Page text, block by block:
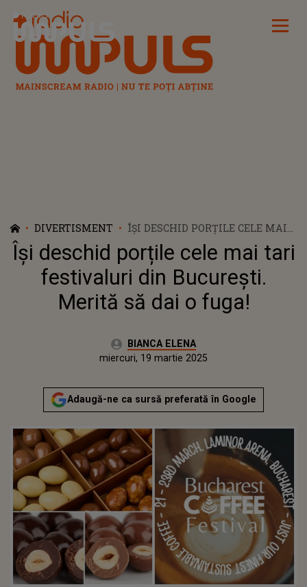
Radio Impuls
DIVERTISMENT
ÎȘI DESCHID PORȚILE CELE MAI
TARI FESTIVALURI DIN
BUCUREȘTI. MERITĂ SĂ DAI O
FUGA!
Își deschid porțile cele mai tari
festivaluri din București.
Merită să dai o fuga!
Autor:BIANCA ELENA
Publicat:
miercuri, 19 martie 2025
Adaugă-ne ca sursă preferată în Google